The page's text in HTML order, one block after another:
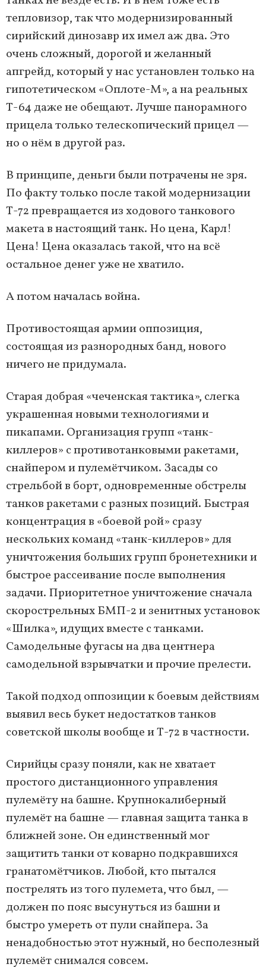
тепловизор, так что модернизированный
сирийский динозавр их имел аж два. Это
очень сложный, дорогой и желанный
апгрейд, который у нас установлен только на
гипотетическом «Оплоте-М», а на реальных
Т-64 даже не обещают. Лучше панорамного
прицела только телескопический прицел —
но о нём в другой раз.
В принципе, деньги были потрачены не зря.
По факту только после такой модернизации
Т-72 превращается из ходового танкового
макета в настоящий танк. Но цена, Карл!
Цена! Цена оказалась такой, что на всё
остальное денег уже не хватило.
А потом началась война.
Противостоящая армии оппозиция,
состоящая из разнородных банд, нового
ничего не придумала.
Старая добрая «чеченская тактика», слегка
украшенная новыми технологиями и
пикапами. Организация групп «танк-
киллеров» с противотанковыми ракетами,
снайпером и пулемётчиком. Засады со
стрельбой в борт, одновременные обстрелы
танков ракетами с разных позиций. Быстрая
концентрация в «боевой рой» сразу
нескольких команд «танк-киллеров» для
уничтожения больших групп бронетехники и
быстрое рассеивание после выполнения
задачи. Приоритетное уничтожение сначала
скорострельных БМП-2 и зенитных установок
«Шилка», идущих вместе с танками.
Самодельные фугасы на два центнера
самодельной взрывчатки и прочие прелести.
Такой подход оппозиции к боевым действиям
выявил весь букет недостатков танков
советской школы вообще и Т-72 в частности.
Сирийцы сразу поняли, как не хватает
простого дистанционного управления
пулемёту на башне. Крупнокалиберный
пулемёт на башне — главная защита танка в
ближней зоне. Он единственный мог
защитить танки от коварно подкравшихся
гранатомётчиков. Любой, кто пытался
пострелять из того пулемета, что был, —
должен по пояс высунуться из башни и
быстро умереть от пули снайпера. За
ненадобностью этот нужный, но бесполезный
пулемёт снимался совсем.